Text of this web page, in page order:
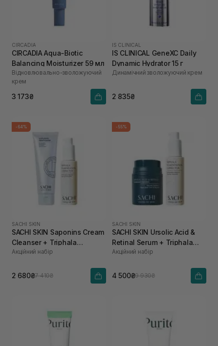
CIRCADIA
CIRCADIA Aqua-Biotic
Balancing Moisturizer 59 мл
Відновлювально-зволожуючий
крем
3 173₴
IS CLINICAL
IS CLINICAL GeneXC Daily
Dynamic Hydrator 15 г
Динамічний зволожуючий крем
2 835₴
-64%
SACHI SKIN
SACHI SKIN Saponins Cream
Cleanser + Triphala
Pigmentation Corrector
Акційний набір
2 680₴7 410₴
-55%
SACHI SKIN
SACHI SKIN Ursolic Acid &
Retinal Serum + Triphala
Pigmentation Corrector
Акційний набір
4 500₴9 930₴